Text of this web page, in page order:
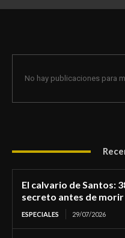
No hay publicaciones para
El calvario de Santos:
secreto antes de
ESPECIALES 29/07/2026